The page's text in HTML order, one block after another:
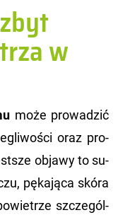
w
może pro­wa­dzić
oraz pro­
ob­ja­wy to su­
pę­ka­ją­ca skóra
szcze­gól­